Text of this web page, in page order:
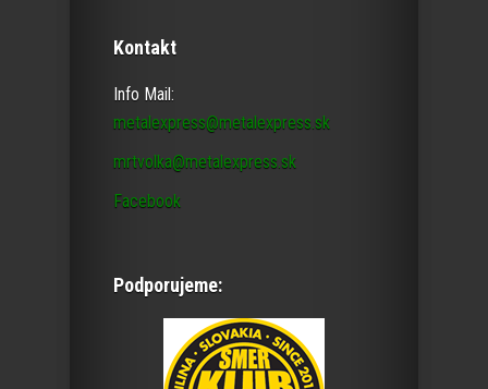
Kontakt
Info Mail:
metalexpress@metalexpress.sk
mrtvolka@metalexpress.sk
Facebook
Podporujeme: